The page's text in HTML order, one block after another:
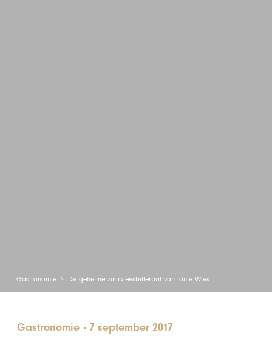
Gastronomie De geheime zuurvleesbitterbal van tante Wies
Gastronomie - 7 september 2017